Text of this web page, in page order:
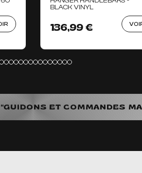
BLACK VINYL
136,99 €
ET COMMANDES